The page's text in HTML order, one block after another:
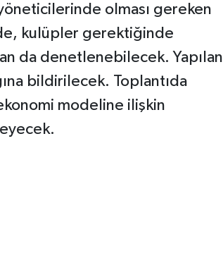
olması gereken
kulüpler gerektiğinde
da denetlenebilecek. Yapılan
bildirilecek. Toplantıda
modeline ilişkin